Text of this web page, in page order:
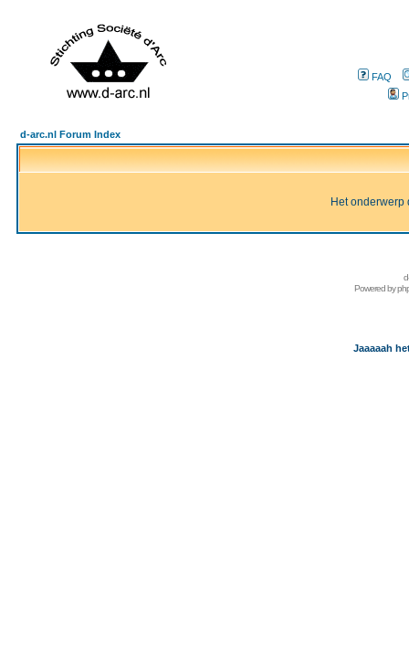
FAQ
d-arc.nl Forum Index
Het onderwerp
Powered by
Jaaaaah